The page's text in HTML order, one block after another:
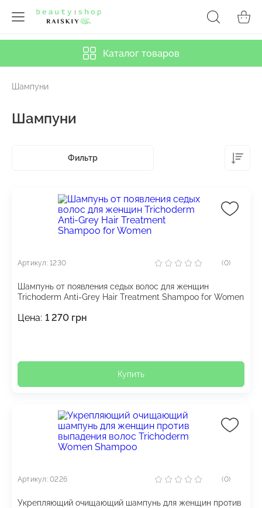
Каталог товаров
Шампуни
Шампуни
Фильтр
Артикул: 1230 (0)
Шампунь от появления седых волос для женщин
Trichoderm Anti-Grey Hair Treatment Shampoo for Women
Цена: 1 270 грн
Купить
Артикул: 0226 (0)
Укрепляющий очищающий шампунь для женщин против